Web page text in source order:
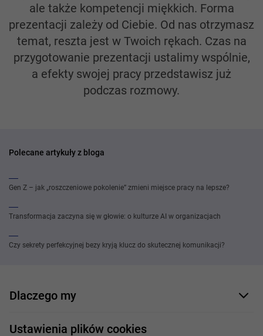
ale także kompetencji miękkich. Forma
prezentacji zależy od Ciebie. Od nas otrzymasz
temat, reszta jest w Twoich rękach. Czas na
przygotowanie prezentacji ustalimy wspólnie,
a efekty swojej pracy przedstawisz już
podczas rozmowy.
Polecane artykuły z bloga
Gen Z – jak „roszczeniowe pokolenie” zmieni miejsce pracy na lepsze?
Transformacja zaczyna się w głowie: o kulturze AI w organizacjach
Czy sekrety perfekcyjnej bezy kryją klucz do skutecznej komunikacji?
Dlaczego my
Nasi pracownicy
Ustawienia plików cookies